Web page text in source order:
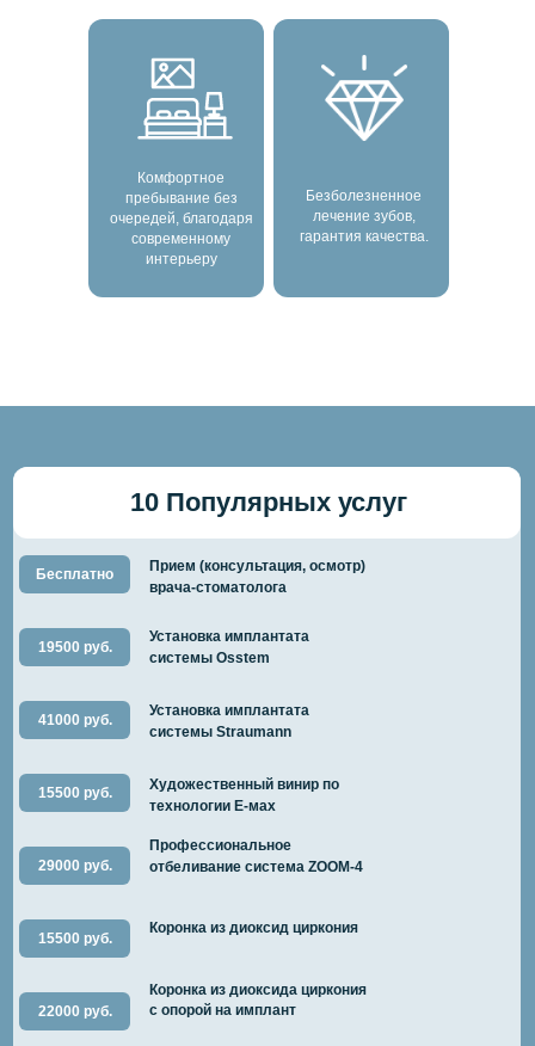
Комфортное
пребывание без
очередей, благодаря
современному
интерьеру
Безболезненное
лечение зубов,
гарантия качества.
Прием (консультация, осмотр)
врача-стоматолога
Бесплатно
Установка имплантата
системы Osstem
19500 руб.
Установка имплантата
системы Straumann
41000 руб.
Художественный винир по
технологии E-мах
15500 руб.
Профессиональное
отбеливание система ZOOM-4
29000 руб.
10 Популярных услуг
Коронка из диоксид циркония
15500 руб.
Коронка из диоксида циркония
с опорой на имплант
22000 руб.